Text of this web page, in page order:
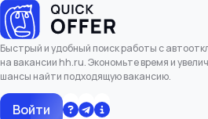
Быстрый и удобный поиск работы с
на вакансии hh.ru. Экономьте время и
шансы найти подходящую вакансию.
Войти